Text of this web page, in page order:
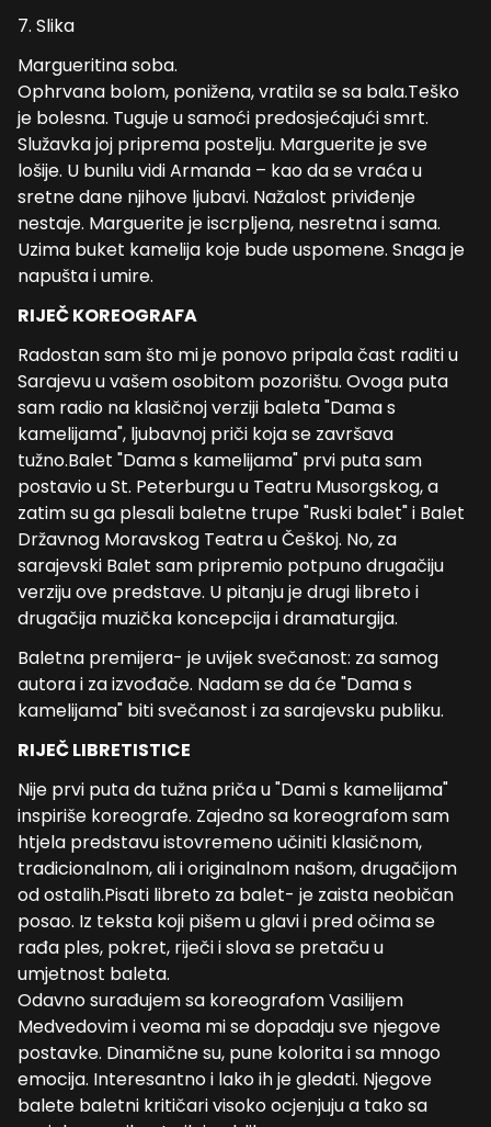
7. Slika
Margueritina soba.
Ophrvana bolom, ponižena, vratila se sa bala.Teško
je bolesna. Tuguje u samoći predosjećajući smrt.
Služavka joj priprema postelju. Marguerite je sve
lošije. U bunilu vidi Armanda – kao da se vraća u
sretne dane njihove ljubavi. Nažalost priviđenje
nestaje. Marguerite je iscrpljena, nesretna i sama.
Uzima buket kamelija koje bude uspomene. Snaga je
napušta i umire.
RIJEČ KOREOGRAFA
Radostan sam što mi je ponovo pripala čast raditi u
Sarajevu u vašem osobitom pozorištu. Ovoga puta
sam radio na klasičnoj verziji baleta "Dama s
kamelijama", ljubavnoj priči koja se završava
tužno.Balet "Dama s kamelijama" prvi puta sam
postavio u St. Peterburgu u Teatru Musorgskog, a
zatim su ga plesali baletne trupe "Ruski balet" i Balet
Državnog Moravskog Teatra u Češkoj. No, za
sarajevski Balet sam pripremio potpuno drugačiju
verziju ove predstave. U pitanju je drugi libreto i
drugačija muzička koncepcija i dramaturgija.
Baletna premijera- je uvijek svečanost: za samog
autora i za izvođače. Nadam se da će "Dama s
kamelijama" biti svečanost i za sarajevsku publiku.
RIJEČ LIBRETISTICE
Nije prvi puta da tužna priča u "Dami s kamelijama"
inspiriše koreografe. Zajedno sa koreografom sam
htjela predstavu istovremeno učiniti klasičnom,
tradicionalnom, ali i originalnom našom, drugačijom
od ostalih.Pisati libreto za balet- je zaista neobičan
posao. Iz teksta koji pišem u glavi i pred očima se
rađa ples, pokret, riječi i slova se pretaču u
umjetnost baleta.
Odavno surađujem sa koreografom Vasilijem
Medvedovim i veoma mi se dopadaju sve njegove
postavke. Dinamične su, pune kolorita i sa mnogo
emocija. Interesantno i lako ih je gledati. Njegove
balete baletni kritičari visoko ocjenjuju a tako sa